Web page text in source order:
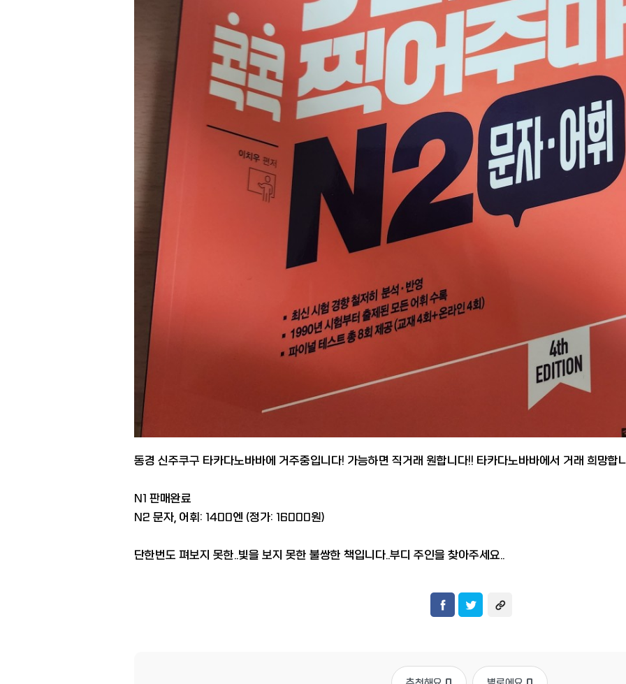
동경 신주쿠구 타카다노바바에 거주중입니다! 가능하면 직거래 원합니다!! 타카다노바바에서 거래 희망합
N1 판매완료
N2 문자, 어휘: 1400엔 (정가: 16000원)
단한번도 펴보지 못한..빛을 보지 못한 불쌍한 책입니다..부디 주인을 찾아주세요..